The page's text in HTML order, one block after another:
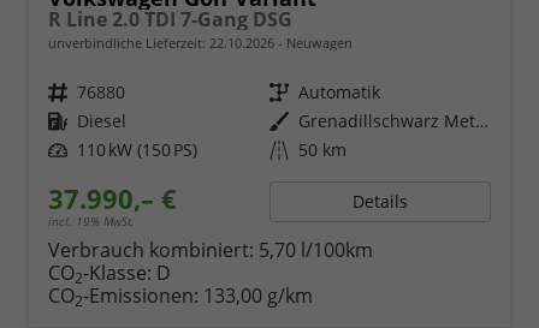
R Line 2.0 TDI 7-Gang DSG
unverbindliche Lieferzeit: 22.10.2026 Neuwagen
Fahrzeugnr. 76880 Getriebe Automatik
Kraftstoff Diesel Außenfarbe
Grenadillschwarz Metallic
Leistung 110 kW (150 PS) Kilometerstand 50 km
37.990,– €
incl. 19% MwSt.
Details
Verbrauch kombiniert: 5,70 l/100km
CO2-Klasse: D
CO2-Emissionen: 133,00 g/km